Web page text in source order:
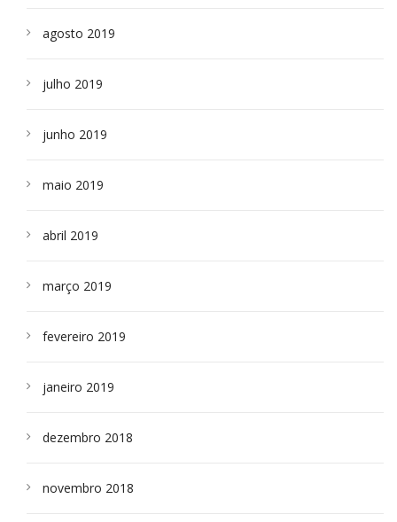
agosto 2019
julho 2019
junho 2019
maio 2019
abril 2019
março 2019
fevereiro 2019
janeiro 2019
dezembro 2018
novembro 2018